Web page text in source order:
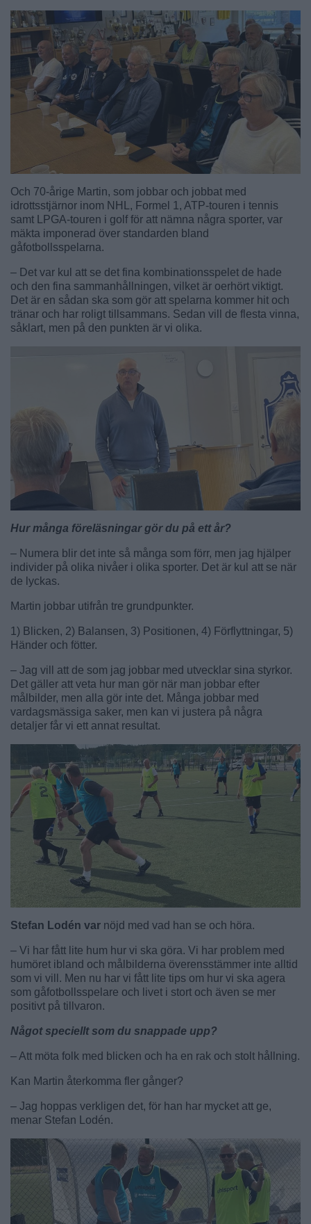
Och 70-årige Martin, som jobbar och jobbat med
idrottsstjärnor inom NHL, Formel 1, ATP-touren i tennis
samt LPGA-touren i golf för att nämna några sporter, var
mäkta imponerad över standarden bland
gåfotbollsspelarna.
– Det var kul att se det fina kombinationsspelet de hade
och den fina sammanhållningen, vilket är oerhört viktigt.
Det är en sådan ska som gör att spelarna kommer hit och
tränar och har roligt tillsammans. Sedan vill de flesta vinna,
såklart, men på den punkten är vi olika.
Hur många föreläsningar gör du på ett år?
– Numera blir det inte så många som förr, men jag hjälper
individer på olika nivåer i olika sporter. Det är kul att se när
de lyckas.
Martin jobbar utifrån tre grundpunkter.
1) Blicken, 2) Balansen, 3) Positionen, 4) Förflyttningar, 5)
Händer och fötter.
– Jag vill att de som jag jobbar med utvecklar sina styrkor.
Det gäller att veta hur man gör när man jobbar efter
målbilder, men alla gör inte det. Många jobbar med
vardagsmässiga saker, men kan vi justera på några
detaljer får vi ett annat resultat.
Stefan Lodén var nöjd med vad han se och höra.
– Vi har fått lite hum hur vi ska göra. Vi har problem med
humöret ibland och målbilderna överensstämmer inte alltid
som vi vill. Men nu har vi fått lite tips om hur vi ska agera
som gåfotbollsspelare och livet i stort och även se mer
positivt på tillvaron.
Något speciellt som du snappade upp?
– Att möta folk med blicken och ha en rak och stolt hållning.
Kan Martin återkomma fler gånger?
– Jag hoppas verkligen det, för han har mycket att ge,
menar Stefan Lodén.